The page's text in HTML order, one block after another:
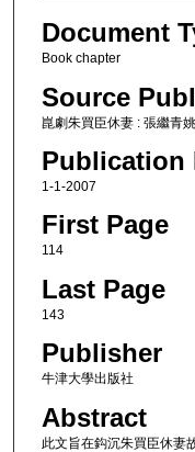
Document
Book chapter
Source
崑劇朱買臣休妻 : 張繼青
Publication
1-1-2007
First Page
114
Last Page
143
Publisher
牛津大學出版社
Abstract
此文旨在鈎沉朱買臣休妻